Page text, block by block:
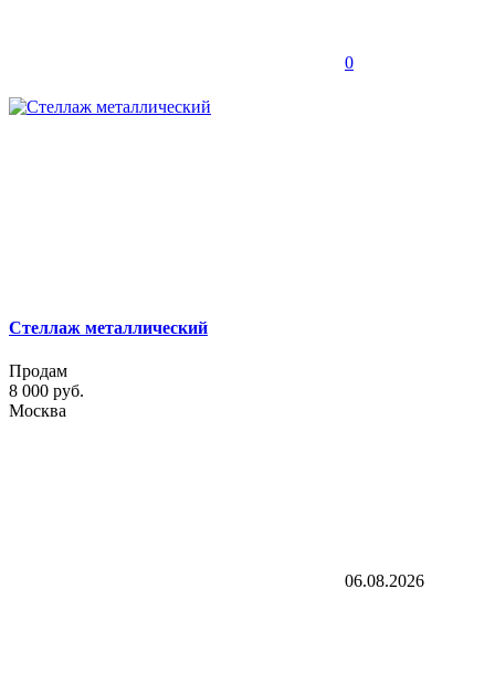
0
Стеллаж металлический
Продам
8 000 руб.
Москва
06.08.2026